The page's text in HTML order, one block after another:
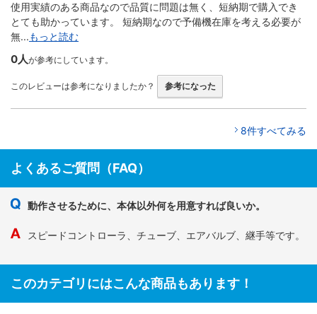
使用実績のある商品なので品質に問題は無く、短納期で購入でき
とても助かっています。 短納期なので予備機在庫を考える必要が
無...もっと読む
0人が参考にしています。
このレビューは参考になりましたか？ 参考になった
8件すべてみる
よくあるご質問（FAQ）
動作させるために、本体以外何を用意すれば良いか。
スピードコントローラ、チューブ、エアバルブ、継手等です。
このカテゴリにはこんな商品もあります！